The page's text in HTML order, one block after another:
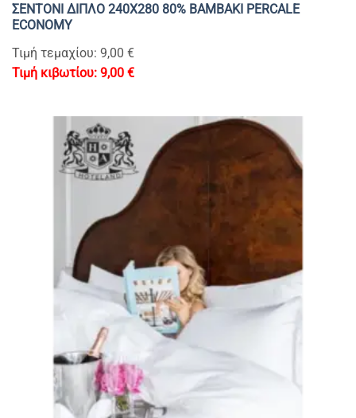
ΣΕΝΤΟΝΙ ΔΙΠΛΟ 240Χ280 80% BAMBAKI PERCALE
ECONOMY
Τιμή τεμαχίου: 9,00 €
9,00 €